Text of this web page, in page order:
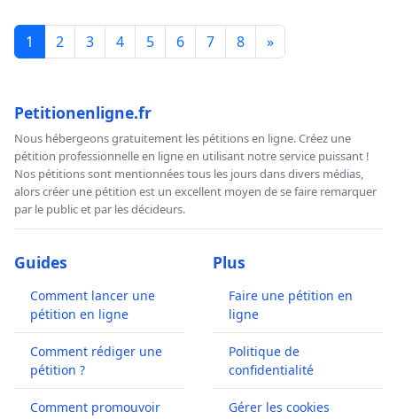
1 2 3 4 5 6 7 8 »
Petitionenligne.fr
Nous hébergeons gratuitement les pétitions en ligne. Créez une
pétition professionnelle en ligne en utilisant notre service puissant !
Nos pétitions sont mentionnées tous les jours dans divers médias,
alors créer une pétition est un excellent moyen de se faire remarquer
par le public et par les décideurs.
Guides
Comment lancer une
pétition en ligne
Comment rédiger une
pétition ?
Comment promouvoir
Plus
Faire une pétition en
ligne
Politique de
confidentialité
Gérer les cookies